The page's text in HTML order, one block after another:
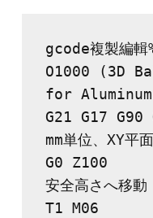
gcode複製編輯
O1000 (3D
for
G21 G17
mm単位、XY平
G0 Z100
安全高さへ移動
T1 M06